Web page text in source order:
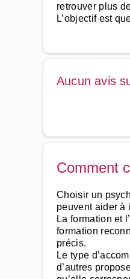
retrouver plus
L’objectif est
Aucun avis
Comment
Choisir un
peuvent aider à
La formation et
formation
précis.
Le type
d’autres